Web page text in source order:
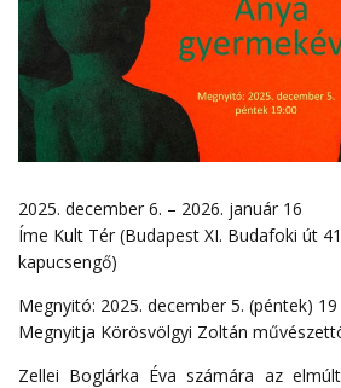
2025. december 6. – 2026. január 16
Íme Kult Tér (Budapest XI. Budafoki út
kapucsengő)
Megnyitó: 2025. december 5. (péntek)
Megnyitja Körösvölgyi Zoltán
Zellei Boglárka Éva számára az